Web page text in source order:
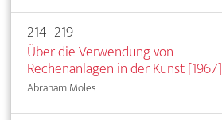
214–219
Über die Verwendung von
Rechenanlagen in der Kunst [1967]
Abraham Moles